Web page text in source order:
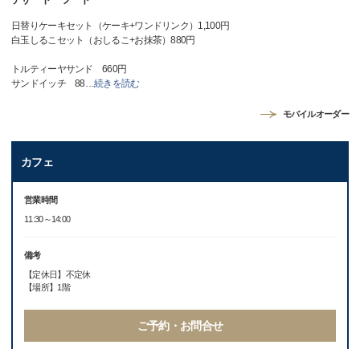
日替りケーキセット（ケーキ+ワンドリンク）1,100円
白玉しるこセット（おしるこ+お抹茶）880円
トルティーヤサンド 660円
サンドイッチ 88…続きを読む
モバイルオーダー
カフェ
営業時間
11:30～14:00
備考
【定休日】不定休
【場所】1階
ご予約・お問合せ